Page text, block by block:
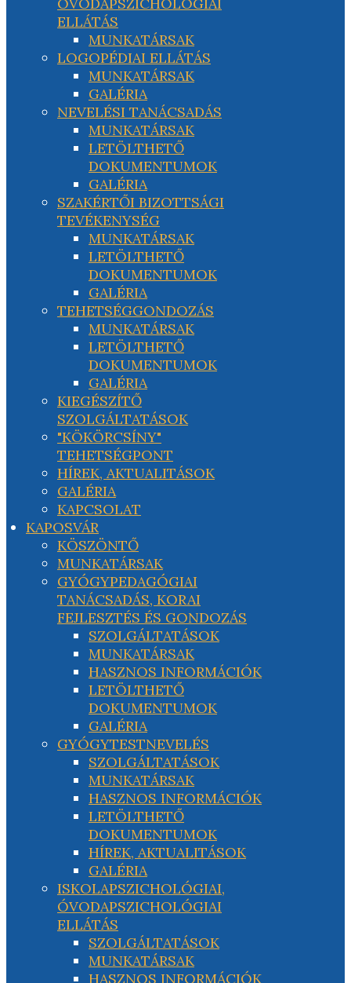
ELLÁTÁS
MUNKATÁRSAK
LOGOPÉDIAI ELLÁTÁS
MUNKATÁRSAK
GALÉRIA
NEVELÉSI TANÁCSADÁS
MUNKATÁRSAK
LETÖLTHETŐ
DOKUMENTUMOK
GALÉRIA
SZAKÉRTŐI BIZOTTSÁGI
TEVÉKENYSÉG
MUNKATÁRSAK
LETÖLTHETŐ
DOKUMENTUMOK
GALÉRIA
TEHETSÉGGONDOZÁS
MUNKATÁRSAK
LETÖLTHETŐ
DOKUMENTUMOK
GALÉRIA
KIEGÉSZÍTŐ
SZOLGÁLTATÁSOK
"KÖKÖRCSÍNY"
TEHETSÉGPONT
HÍREK, AKTUALITÁSOK
GALÉRIA
KAPCSOLAT
KAPOSVÁR
KÖSZÖNTŐ
MUNKATÁRSAK
GYÓGYPEDAGÓGIAI
TANÁCSADÁS, KORAI
FEJLESZTÉS ÉS GONDOZÁS
SZOLGÁLTATÁSOK
MUNKATÁRSAK
HASZNOS INFORMÁCIÓK
LETÖLTHETŐ
DOKUMENTUMOK
GALÉRIA
GYÓGYTESTNEVELÉS
SZOLGÁLTATÁSOK
MUNKATÁRSAK
HASZNOS INFORMÁCIÓK
LETÖLTHETŐ
DOKUMENTUMOK
HÍREK, AKTUALITÁSOK
GALÉRIA
ISKOLAPSZICHOLÓGIAI,
ÓVODAPSZICHOLÓGIAI
ELLÁTÁS
SZOLGÁLTATÁSOK
MUNKATÁRSAK
HASZNOS INFORMÁCIÓK